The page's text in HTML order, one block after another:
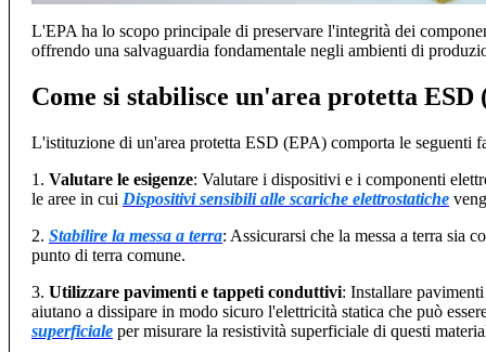
L'EPA ha lo scopo principale di preservare l'integrità dei
offrendo una salvaguardia fondamentale negli ambienti di
Come si stabilisce un'area protetta ESD
L'istituzione di un'area protetta ESD (EPA) comporta le seguenti
1. Valutare le esigenze: Valutare i dispositivi e i componenti
le aree in cui Dispositivi sensibili alle scariche elettrostatiche
2. Stabilire la messa a terra: Assicurarsi che la messa a terra sia
punto di terra comune.
3. Utilizzare pavimenti e tappeti conduttivi: Installare
aiutano a dissipare in modo sicuro l'elettricità statica che può
superficiale per misurare la resistività superficiale di questi